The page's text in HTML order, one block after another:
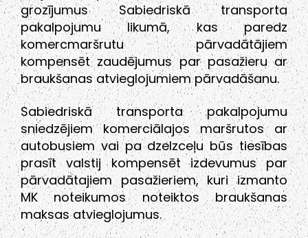
grozījumus Sabiedriskā transporta
pakalpojumu likumā, kas paredz
komercmaršrutu pārvadātājiem
kompensēt zaudējumus par pasažieru ar
braukšanas atvieglojumiem pārvadāšanu.
Sabiedriskā transporta pakalpojumu
sniedzējiem komerciālajos maršrutos ar
autobusiem vai pa dzelzceļu būs tiesības
prasīt valstij kompensēt izdevumus par
pārvadātajiem pasažieriem, kuri izmanto
MK noteikumos noteiktos braukšanas
maksas atvieglojumus.